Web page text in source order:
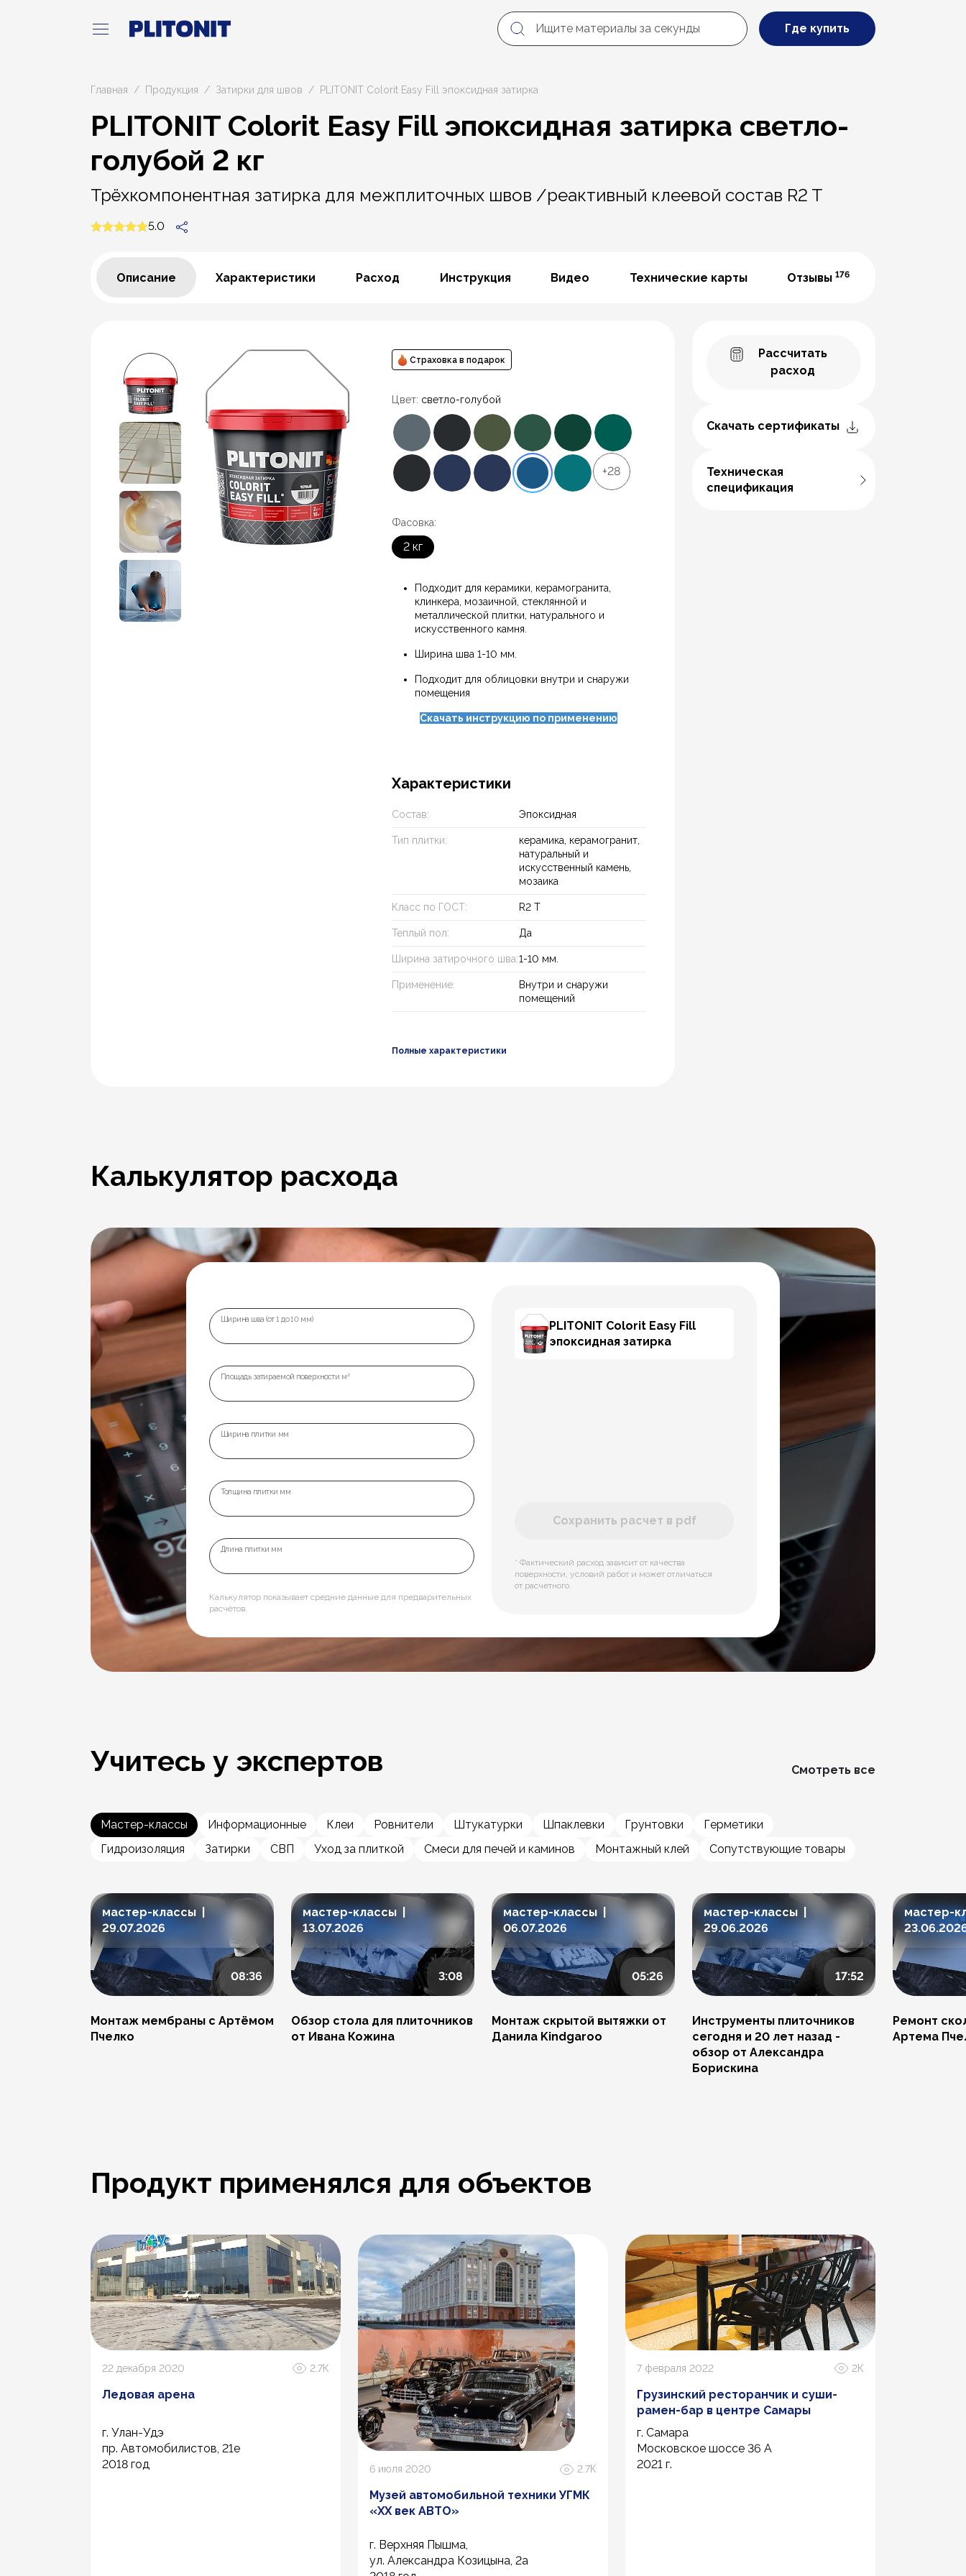
Где купить
Главная Продукция Затирки для швов PLITONIT Colorit Easy Fill эпоксидная затирка
PLITONIT Colorit Easy Fill эпоксидная затирка светло-
голубой 2 кг
Трёхкомпонентная затирка для межплиточных швов /реактивный клеевой состав R2 T
5.0
Описание Характеристики Расход Инструкция Видео Технические карты Отзывы176
Страховка в подарок
Цвет: светло-голубой
+28
Фасовка:
2 кг
Подходит для керамики, керамогранита,
клинкера, мозаичной, стеклянной и
металлической плитки, натурального и
искусственного камня.
Ширина шва 1-10 мм.
Подходит для облицовки внутри и снаружи
помещения
Скачать инструкцию по применению
Характеристики
Состав: Эпоксидная
Тип плитки:
керамика, керамогранит,
натуральный и
искусственный камень,
мозаика
Класс по ГОСТ: R2 T
Теплый пол: Да
Ширина затирочного шва:1-10 мм.
Применение:
Внутри и снаружи
помещений
Полные характеристики
Рассчитать
расход
Скачать сертификаты
Техническая
спецификация
Калькулятор расхода
Ширина шва (от 1 до 10 мм)
Площадь затираемой поверхности м²
Ширина плитки мм
Толщина плитки мм
Длина плитки мм
Калькулятор показывает средние данные для предварительных
расчётов.
PLITONIT Colorit Easy Fill
эпоксидная затирка
Сохранить расчет в pdf
* Фактический расход зависит от качества
поверхности, условий работ и может отличаться
от расчетного.
Учитесь у экспертов Смотреть все
Мастер-классы Информационные Клеи Ровнители Штукатурки Шпаклевки Грунтовки
Герметики
Гидроизоляция
Затирки СВП Уход за плиткой Смеси для печей и каминов Монтажный клей Сопутствующие товары
мастер-классы |
29.07.2026
08:36
Монтаж мембраны с Артёмом
Пчелко
мастер-классы |
13.07.2026
3:08
Обзор стола для плиточников
от Ивана Кожина
мастер-классы |
06.07.2026
05:26
Монтаж скрытой вытяжки от
Данила Kindgaroo
мастер-классы |
29.06.2026
17:52
Инструменты плиточников
сегодня и 20 лет назад -
обзор от Александра
Борискина
мастер-
Ремонт
Артема
Продукт применялся для объектов
22 декабря 2020 2.7К
Ледовая арена
г. Улан-Удэ
пр. Автомобилистов, 21е
2018 год
6 июля 2020 2.7К
Музей автомобильной техники УГМК
«ХХ век АВТО»
г. Верхняя Пышма,
ул. Александра Козицына, 2а
7 февраля 2022 2К
Грузинский ресторанчик и суши-
рамен-бар в центре Самары
г. Самара
Московское шоссе 36 А
2021 г.